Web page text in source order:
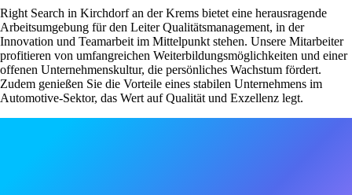
Right Search in Kirchdorf an der Krems bietet eine herausragende
Arbeitsumgebung für den Leiter Qualitätsmanagement, in der
Innovation und Teamarbeit im Mittelpunkt stehen. Unsere Mitarbeiter
profitieren von umfangreichen Weiterbildungsmöglichkeiten und einer
offenen Unternehmenskultur, die persönliches Wachstum fördert.
Zudem genießen Sie die Vorteile eines stabilen Unternehmens im
Automotive-Sektor, das Wert auf Qualität und Exzellenz legt.